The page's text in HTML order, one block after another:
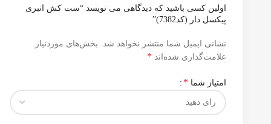
اولین کسی باشید که دیدگاهی می نویسد “ست کش انبری
پیکسل دار (کد7382)”
نشانی ایمیل شما منتشر نخواهد شد.
بخش‌های موردنیاز
علامت‌گذاری شده‌اند *
امتیاز شما *